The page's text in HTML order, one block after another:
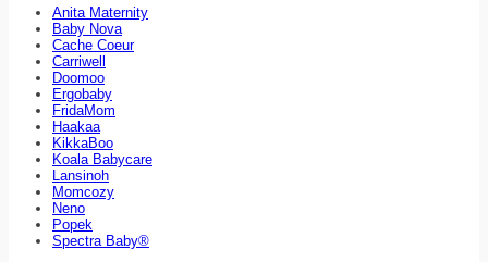
Anita Maternity
Baby Nova
Cache Coeur
Carriwell
Doomoo
Ergobaby
FridaMom
Haakaa
KikkaBoo
Koala Babycare
Lansinoh
Momcozy
Neno
Popek
Spectra Baby®